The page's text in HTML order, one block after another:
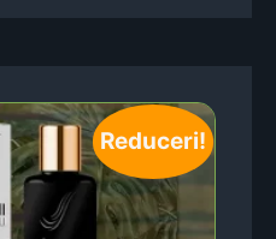
Reduceri!